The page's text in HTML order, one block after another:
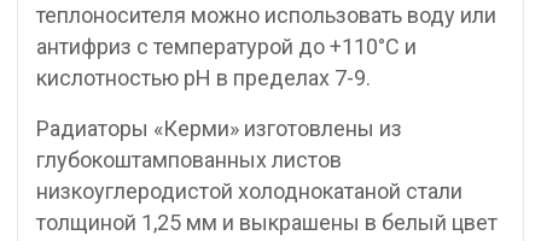
теплоносителя можно использовать воду или
антифриз с температурой до +110°C и
кислотностью pH в пределах 7-9.
Радиаторы «Керми» изготовлены из
глубокоштампованных листов
низкоуглеродистой холоднокатаной стали
толщиной 1,25 мм и выкрашены в белый цвет